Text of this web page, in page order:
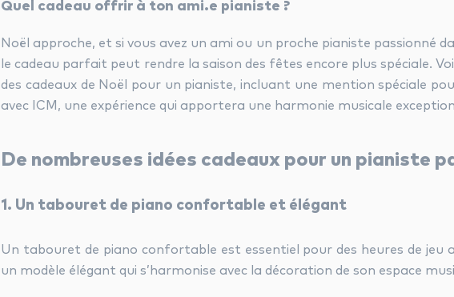
Quel cadeau offrir à ton ami.e pianiste ?
Noël approche, et si vous avez un ami ou un proche pianiste passionné
le cadeau parfait peut rendre la saison des fêtes encore plus spéciale.
des cadeaux de Noël pour un pianiste, incluant une mention spéciale
avec ICM, une expérience qui apportera une harmonie musicale
De nombreuses idées cadeaux pour un pianiste
1. Un tabouret de piano confortable et élégant
Un tabouret de piano confortable est essentiel pour des heures de jeu
un modèle élégant qui s’harmonise avec la décoration de son espace